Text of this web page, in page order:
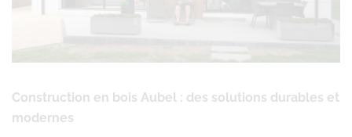
Construction en bois Aubel : des solutions durables et
modernes